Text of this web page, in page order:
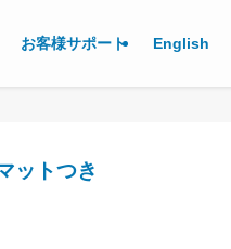
お客様サポート English
ットつき